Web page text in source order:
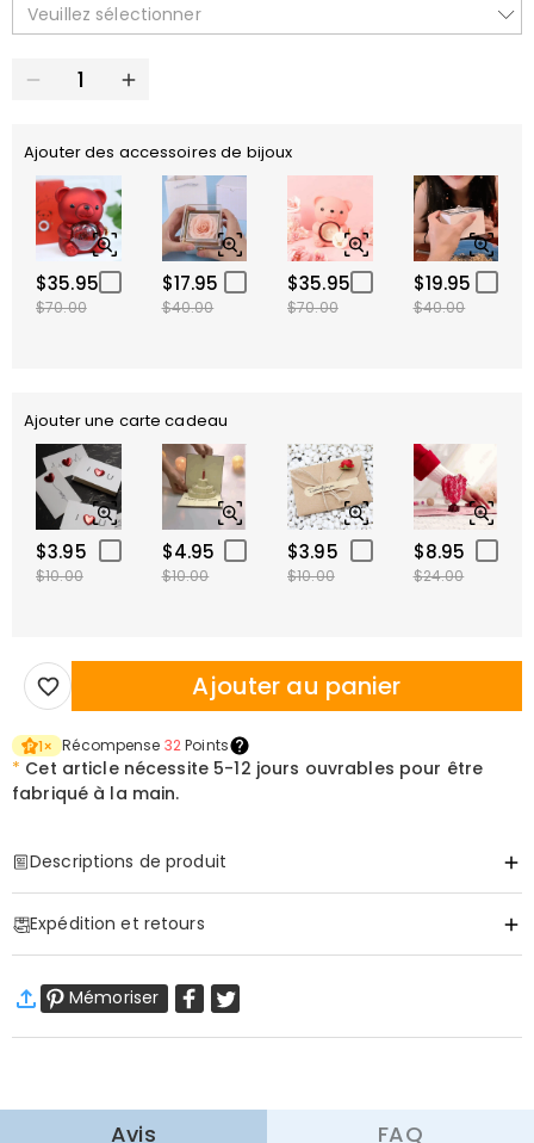
Veuillez sélectionner
Ajouter des accessoires de bijoux
$35.95
$70.00
$17.95
$40.00
$35.95
$70.00
$19.95
$40.00
Ajouter une carte cadeau
$3.95
$10.00
$4.95
$10.00
$3.95
$10.00
$8.95
$24.00
Ajouter au panier
1× Récompense 32Points
* Cet article nécessite 5-12 jours ouvrables pour être
fabriqué à la main.
Descriptions de produit
Expédition et retours
Livraison standard:9-18Jours ouvrables
En savoir plus
Mémoriser
Avis FAQ